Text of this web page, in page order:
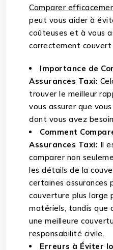
Comparer
peut vous aider à
coûteuses et à vous
correctement couvert
Importance de
Assurances Taxi:
trouver le meilleur
vous assurer que
dont vous avez
Comment
Assurances Taxi: Il
comparer non
les détails de la
certaines assurances
couverture plus large
matériels, tandis que
une meilleure
responsabilité civile.
Erreurs à Éviter